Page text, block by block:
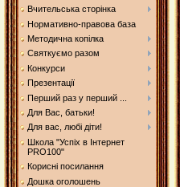
Вчительська сторінка
Нормативно-правова база
Методична копілка
Святкуємо разом
Конкурси
Презентації
Перший раз у перший ...
Для Вас, батьки!
Для вас, любі діти!
Школа "Успіх в Інтернет
PRO100"
Корисні посилання
Дошка оголошень